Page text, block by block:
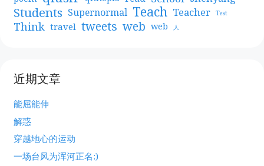
Students Supernormal Teach Teacher Test
Think travel tweets web web 人
近期文章
能屈能伸
解惑
穿越地心的运动
一场台风为浑河正名:)